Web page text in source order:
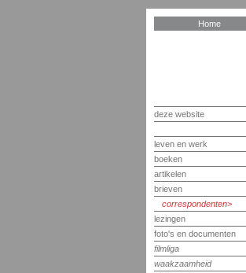
Home
deze website
leven en werk
boeken
artikelen
brieven
correspondenten
lezingen
foto's en documenten
filmliga
waakzaamheid